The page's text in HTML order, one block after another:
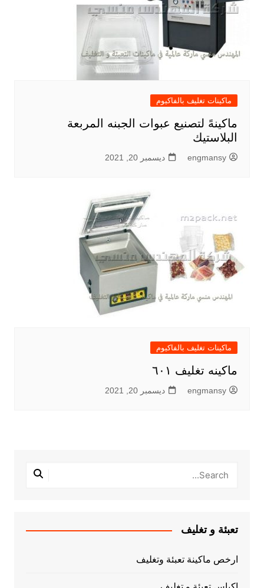
ماكينات تغليف بالفاكيوم
ماكينهً لتصنيع عبوات الجبنه المربعة
البلاستيك
engmansy ديسمبر 20, 2021
ماكينات تغليف بالفاكيوم
ماكينه تغليف ٦٠١
engmansy ديسمبر 20, 2021
تعبئة و تغليف
ارخص ماكينة تعبئة وتغليف